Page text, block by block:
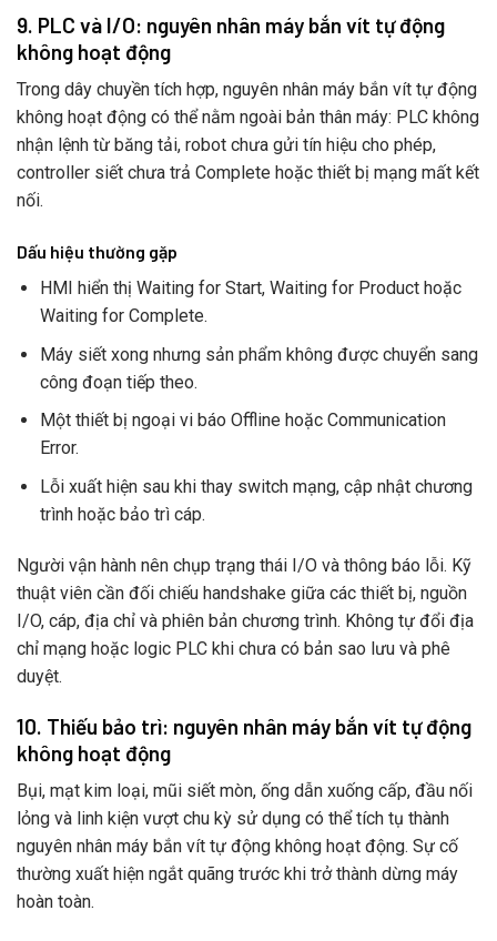
9. PLC và I/O: nguyên nhân máy bắn vít tự động
không hoạt động
Trong dây chuyền tích hợp, nguyên nhân máy bắn vít tự động
không hoạt động có thể nằm ngoài bản thân máy: PLC không
nhận lệnh từ băng tải, robot chưa gửi tín hiệu cho phép,
controller siết chưa trả Complete hoặc thiết bị mạng mất kết
nối.
Dấu hiệu thường gặp
HMI hiển thị Waiting for Start, Waiting for Product hoặc
Waiting for Complete.
Máy siết xong nhưng sản phẩm không được chuyển sang
công đoạn tiếp theo.
Một thiết bị ngoại vi báo Offline hoặc Communication
Error.
Lỗi xuất hiện sau khi thay switch mạng, cập nhật chương
trình hoặc bảo trì cáp.
Người vận hành nên chụp trạng thái I/O và thông báo lỗi. Kỹ
thuật viên cần đối chiếu handshake giữa các thiết bị, nguồn
I/O, cáp, địa chỉ và phiên bản chương trình. Không tự đổi địa
chỉ mạng hoặc logic PLC khi chưa có bản sao lưu và phê
duyệt.
10. Thiếu bảo trì: nguyên nhân máy bắn vít tự động
không hoạt động
Bụi, mạt kim loại, mũi siết mòn, ống dẫn xuống cấp, đầu nối
lỏng và linh kiện vượt chu kỳ sử dụng có thể tích tụ thành
nguyên nhân máy bắn vít tự động không hoạt động. Sự cố
thường xuất hiện ngắt quãng trước khi trở thành dừng máy
hoàn toàn.